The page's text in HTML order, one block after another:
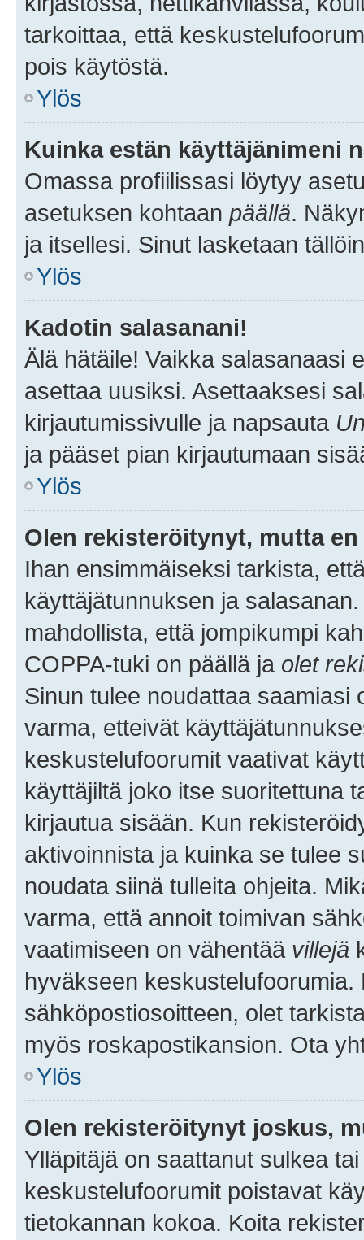
tarkoittaa, että
pois käytöstä.
Ylös
Kuinka estän käyttäjänimeni
Omassa profiilissasi löytyy
asetuksen kohtaan päällä.
ja itsellesi. Sinut lasketaan
Ylös
Kadotin salasanani!
Älä hätäile! Vaikka salasanaasi
asettaa uusiksi. Asettaaksesi
kirjautumissivulle ja napsauta
ja pääset pian kirjautumaan
Ylös
Olen rekisteröitynyt, mutta
Ihan ensimmäiseksi tarkista,
käyttäjätunnuksen ja
mahdollista, että jompikumpi
COPPA-tuki on päällä ja olet
Sinun tulee noudattaa saamiasi
varma, etteivät
keskustelufoorumit vaativat
käyttäjiltä joko itse suoritettuna
kirjautua sisään. Kun
aktivoinnista ja kuinka se tulee
noudata siinä tulleita ohjeita.
varma, että annoit toimivan
vaatimiseen on vähentää villejä
hyväkseen
sähköpostiosoitteen, olet
myös roskapostikansion. Ota
Ylös
Olen rekisteröitynyt joskus,
Ylläpitäjä on saattanut sulkea
keskustelufoorumit poistavat
tietokannan kokoa. Koita